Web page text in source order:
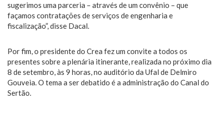
sugerimos uma parceria – através de um convênio – que
façamos contratações de serviços de engenharia e
fiscalização”, disse Dacal.
Por fim, o presidente do Crea fez um convite a todos os
presentes sobre a plenária itinerante, realizada no próximo dia
8 de setembro, às 9 horas, no auditório da Ufal de Delmiro
Gouveia. O tema a ser debatido é a administração do Canal do
Sertão.